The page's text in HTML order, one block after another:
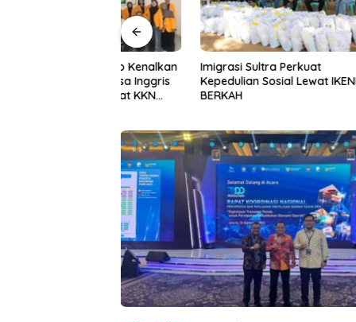
Imigrasi Sultra Perkuat
Kepedulian Sosial Lewat IKENI
BERKAH
Gerakan
ke-81,
BWS